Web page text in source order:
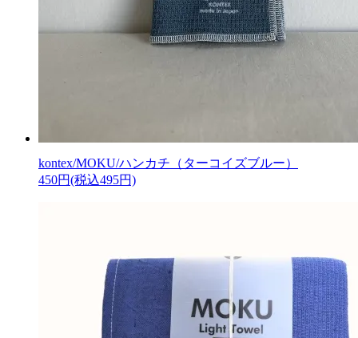
kontex/MOKU/ハンカチ（ターコイズブルー）
450円(税込495円)